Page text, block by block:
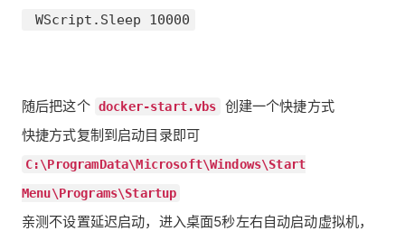
WScript.Sleep 10000
随后把这个 docker-start.vbs
创建一个快捷方式
快捷方式复制到启动目录即可
C:\ProgramData\Microsoft\Windows\Start
Menu\Programs\Startup
亲测不设置延迟启动，进入桌面5秒左右自动启动虚拟机，